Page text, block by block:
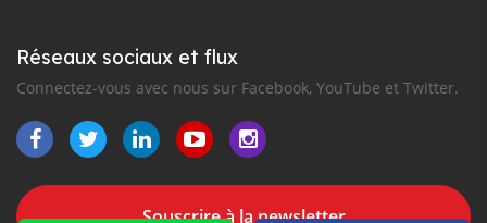
Réseaux sociaux et flux
Connectez-vous avec nous sur Facebook, YouTube et Twitter.
Souscrire à la newsletter